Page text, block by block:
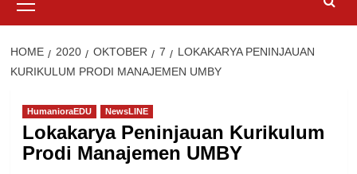
Menu
HOME 2020 OKTOBER 7
LOKAKARYA PENINJAUAN
KURIKULUM PRODI MANAJEMEN UMBY
HumanioraEDU NewsLINE
Lokakarya Peninjauan Kurikulum
Prodi Manajemen UMBY